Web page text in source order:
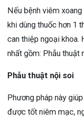
Nếu bệnh viêm
khi dùng thuốc hơn 1
can thiệp ngoại khoa.
nhất gồm: Phẫu thuật
Phẫu thuật nội soi
Phương pháp này
được tốt niêm mạc,